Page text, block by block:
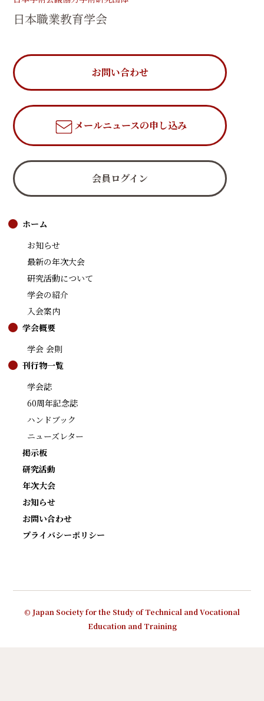
日本職業教育学会
お問い合わせ
メールニュースの申し込み
会員ログイン
ホーム
お知らせ
最新の年次大会
研究活動について
学会の紹介
入会案内
学会概要
学会 会則
刊行物一覧
学会誌
60周年記念誌
ハンドブック
ニューズレター
掲示板
研究活動
年次大会
お知らせ
お問い合わせ
プライバシーポリシー
© Japan Society for the Study of Technical and Vocational
Education and Training